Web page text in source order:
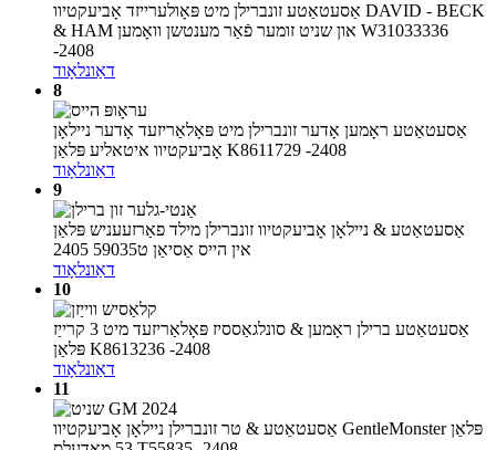
אַסעטאַטע זונברילן מיט פּאָולערייזד אָביעקטיוו DAVID - BECK
& HAM און שניט זומער פֿאַר מענטשן וואָמען W31033336
-2408
דאַונלאָוד
8
אַסעטאַטע ראָמען אָדער זונברילן מיט פּאָלאַריזעד אָדער ניילאָן
אָביעקטיוו איטאליע פּלאַן K8611729 -2408
דאַונלאָוד
9
אַסעטאַטע & ניילאָן אָביעקטיוו זונברילן מילד פאַרזעעניש פּלאַן
אין הייס אַסיאַן ט59035 2405
דאַונלאָוד
10
אַסעטאַטע ברילן ראָמען & סונלגאַססיז פּאָלאַריזעד מיט 3 קרייַז
פּלאַן K8613236 -2408
דאַונלאָוד
11
אַסעטאַטע & טר זונברילן ניילאָן אָביעקטיוו GentleMonster פּלאַן